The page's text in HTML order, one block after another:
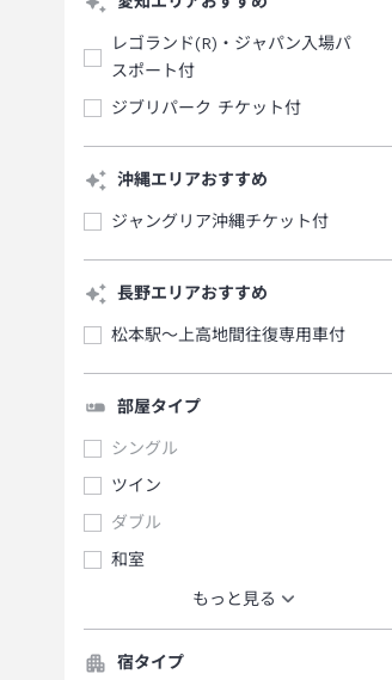
レゴランド(R)・ジャパン入場パ
スポート付
ジブリパーク チケット付
沖縄エリアおすすめ
ジャングリア沖縄チケット付
長野エリアおすすめ
松本駅～上高地間往復専用車付
部屋タイプ
シングル
ツイン
ダブル
和室
もっと見る
宿タイプ